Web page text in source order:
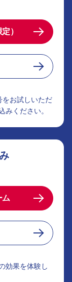
）
をお試しいただ
みください。
ム
効果を体験し